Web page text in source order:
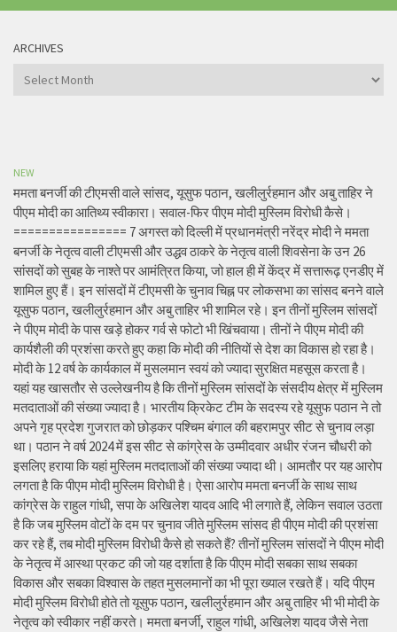
ARCHIVES
Archives
NEW
ममता बनर्जी की टीएमसी वाले सांसद, यूसुफ पठान, खलीलुर्रहमान और अबु ताहिर ने
पीएम मोदी का आतिथ्य स्वीकारा। सवाल-फिर पीएम मोदी मुस्लिम विरोधी कैसे।
================ 7 अगस्त को दिल्ली में प्रधानमंत्री नरेंद्र मोदी ने ममता
बनर्जी के नेतृत्व वाली टीएमसी और उद्धव ठाकरे के नेतृत्व वाली शिवसेना के उन 26
सांसदों को सुबह के नाश्ते पर आमंत्रित किया, जो हाल ही में केंद्र में सत्तारूढ़ एनडीए में
शामिल हुए हैं। इन सांसदों में टीएमसी के चुनाव चिह्न पर लोकसभा का सांसद बनने वाले
यूसुफ पठान, खलीलुर्रहमान और अबु ताहिर भी शामिल रहे। इन तीनों मुस्लिम सांसदों
ने पीएम मोदी के पास खड़े होकर गर्व से फोटो भी खिंचवाया। तीनों ने पीएम मोदी की
कार्यशैली की प्रशंसा करते हुए कहा कि मोदी की नीतियों से देश का विकास हो रहा है।
मोदी के 12 वर्ष के कार्यकाल में मुसलमान स्वयं को ज्यादा सुरक्षित महसूस करता है।
यहां यह खासतौर से उल्लेखनीय है कि तीनों मुस्लिम सांसदों के संसदीय क्षेत्र में मुस्लिम
मतदाताओं की संख्या ज्यादा है। भारतीय क्रिकेट टीम के सदस्य रहे यूसुफ पठान ने तो
अपने गृह प्रदेश गुजरात को छोड़कर पश्चिम बंगाल की बहरामपुर सीट से चुनाव लड़ा
था। पठान ने वर्ष 2024 में इस सीट से कांग्रेस के उम्मीदवार अधीर रंजन चौधरी को
इसलिए हराया कि यहां मुस्लिम मतदाताओं की संख्या ज्यादा थी। आमतौर पर यह आरोप
लगता है कि पीएम मोदी मुस्लिम विरोधी है। ऐसा आरोप ममता बनर्जी के साथ साथ
कांग्रेस के राहुल गांधी, सपा के अखिलेश यादव आदि भी लगाते हैं, लेकिन सवाल उठता
है कि जब मुस्लिम वोटों के दम पर चुनाव जीते मुस्लिम सांसद ही पीएम मोदी की प्रशंसा
कर रहे हैं, तब मोदी मुस्लिम विरोधी कैसे हो सकते हैं? तीनों मुस्लिम सांसदों ने पीएम मोदी
के नेतृत्व में आस्था प्रकट की जो यह दर्शाता है कि पीएम मोदी सबका साथ सबका
विकास और सबका विश्वास के तहत मुसलमानों का भी पूरा ख्याल रखते हैं। यदि पीएम
मोदी मुस्लिम विरोधी होते तो यूसुफ पठान, खलीलुर्रहमान और अबु ताहिर भी भी मोदी के
नेतृत्व को स्वीकार नहीं करते। ममता बनर्जी, राहुल गांधी, अखिलेश यादव जैसे नेता